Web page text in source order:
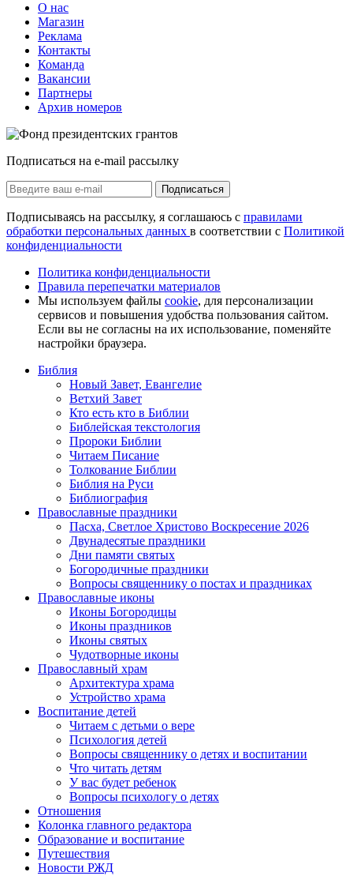
О нас
Магазин
Реклама
Контакты
Команда
Вакансии
Партнеры
Архив номеров
Подписаться на e-mail рассылку
Подписаться
Подписываясь на рассылку, я соглашаюсь с правилами
обработки персональных данных в соответствии с Политикой
конфиденциальности
Политика конфиденциальности
Правила перепечатки материалов
Мы используем файлы cookie, для персонализации
сервисов и повышения удобства пользования сайтом.
Если вы не согласны на их использование, поменяйте
настройки браузера.
Библия
Новый Завет, Евангелие
Ветхий Завет
Кто есть кто в Библии
Библейская текстология
Пророки Библии
Читаем Писание
Толкование Библии
Библия на Руси
Библиография
Православные праздники
Пасха, Светлое Христово Воскресение 2026
Двунадесятые праздники
Дни памяти святых
Богородичные праздники
Вопросы священнику о постах и праздниках
Православные иконы
Иконы Богородицы
Иконы праздников
Иконы святых
Чудотворные иконы
Православный храм
Архитектура храма
Устройство храма
Воспитание детей
Читаем с детьми о вере
Психология детей
Вопросы священнику о детях и воспитании
Что читать детям
У вас будет ребенок
Вопросы психологу о детях
Отношения
Колонка главного редактора
Образование и воспитание
Путешествия
Новости РЖД